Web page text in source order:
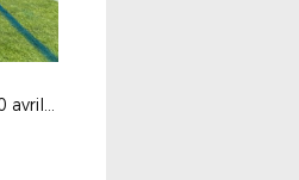
EQUIPES PRESENTES JCL U11 (30 avril 2022 - Barbentane)